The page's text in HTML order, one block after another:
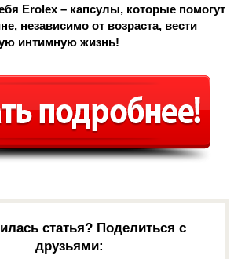
Erolex – капсулы, которые помогут
независимо от возраста, вести
интимную жизнь!
статья? Поделиться с
друзьями: